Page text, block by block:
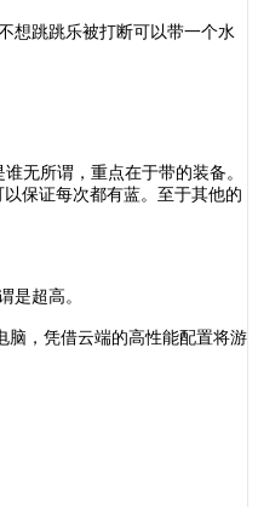
想跳跳乐被打断可以带一个水
无所谓，重点在于带的装备。
保证每次都有蓝。至于其他的
是超高。
脑，凭借云端的高性能配置将游